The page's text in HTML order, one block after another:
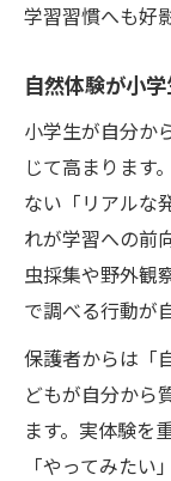
学習習慣へも好
自然体験が小
小学生が自分か
じて高まります
ない「リアルな
れが学習への前
虫採集や野外観
で調べる行動が
保護者からは「
どもが自分から
ます。実体験を
「やってみた